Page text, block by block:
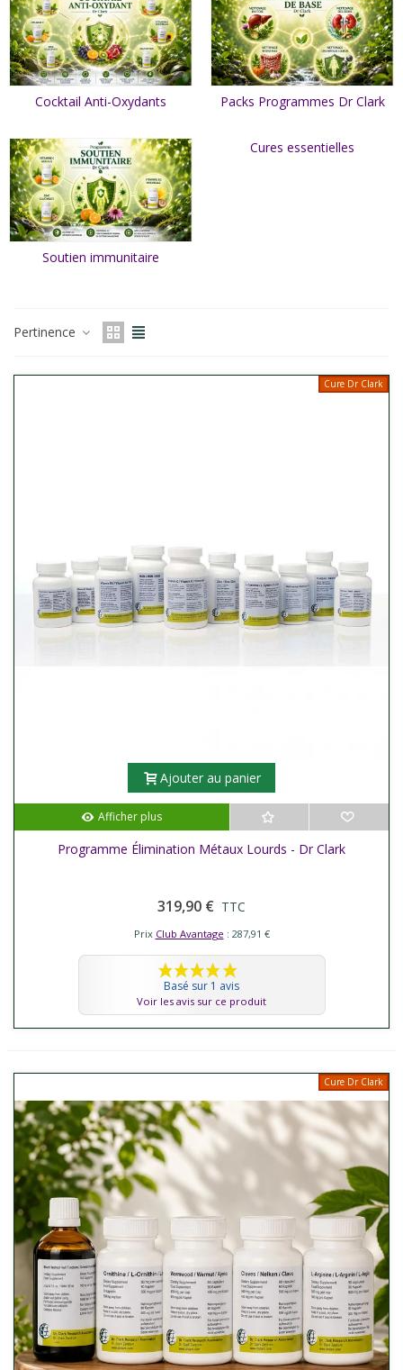
Cocktail Anti-Oxydants Packs Programmes Dr Clark
Soutien immunitaire
Cures essentielles
Pertinence
Cure Dr Clark
Ajouter au panier
Afficher plus
Programme Élimination Métaux Lourds - Dr Clark
319,90 € TTC
Prix Club Avantage : 287,91 €
Basé sur 1 avis
Voir les avis sur ce produit
Cure Dr Clark